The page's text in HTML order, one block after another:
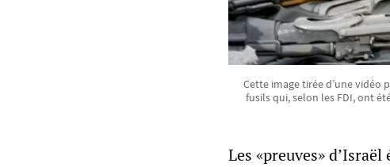
Cette image tirée d’une vidéo
fusils qui, selon les FDI, ont
Les «preuves»